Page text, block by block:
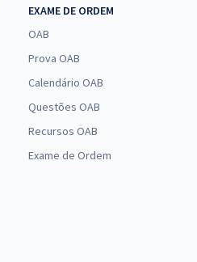
EXAME DE ORDEM
OAB
Prova OAB
Calendário OAB
Questões OAB
Recursos OAB
Exame de Ordem